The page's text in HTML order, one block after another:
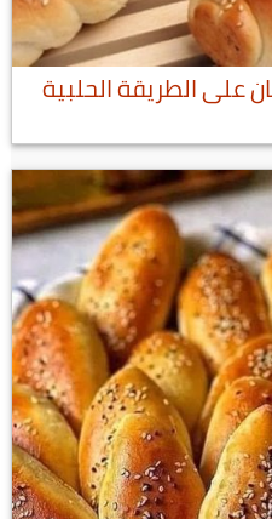
الطريقة الحلبية